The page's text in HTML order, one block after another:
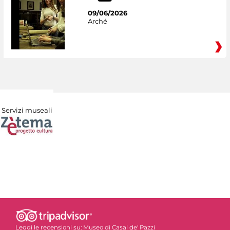
09/06/2026
Arché
Servizi museali
Leggi le recensioni su: Museo di Casal de' Pazzi